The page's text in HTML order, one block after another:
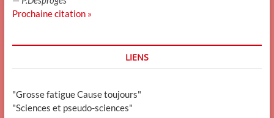
Prochaine citation »
LIENS
"Grosse fatigue Cause toujours"
"Sciences et pseudo-sciences"